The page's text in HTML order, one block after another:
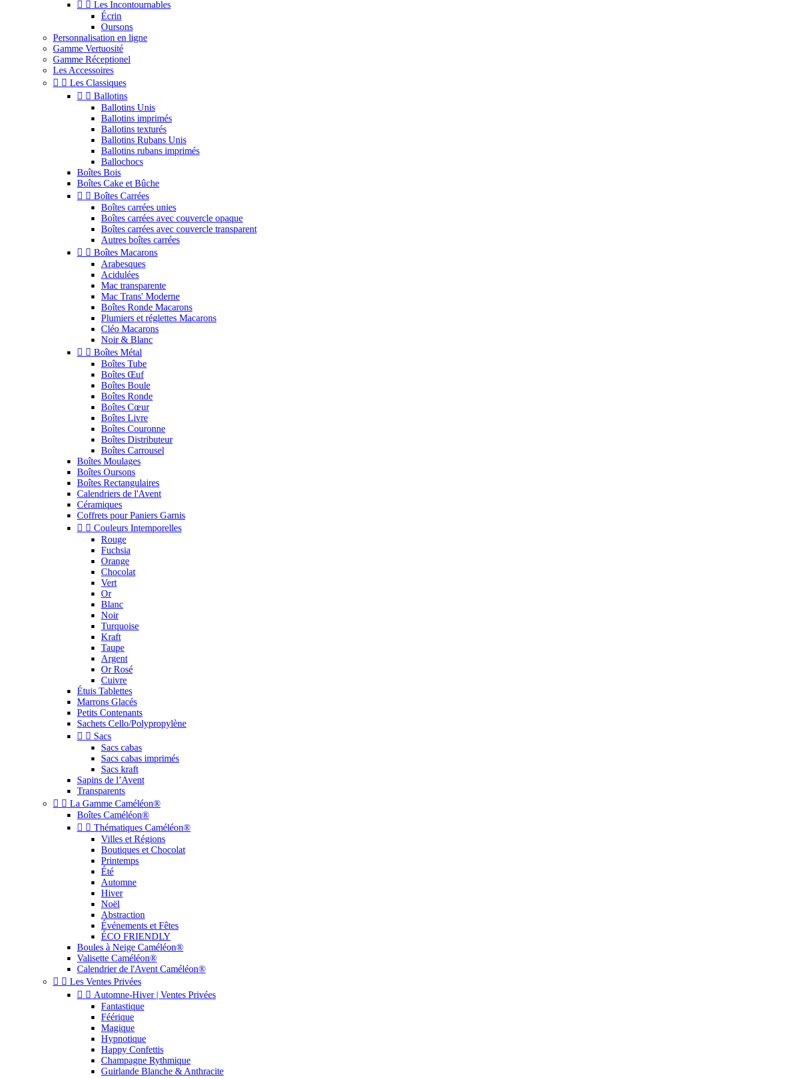
  Les Incontournables
Écrin
Oursons
Personnalisation en ligne
Gamme Vertuosité
Gamme Réceptionel
Les Accessoires
  Les Classiques
  Ballotins
Ballotins Unis
Ballotins imprimés
Ballotins texturés
Ballotins Rubans Unis
Ballotins rubans imprimés
Ballochocs
Boîtes Bois
Boîtes Cake et Bûche
  Boîtes Carrées
Boîtes carrées unies
Boîtes carrées avec couvercle opaque
Boîtes carrées avec couvercle transparent
Autres boîtes carrées
  Boîtes Macarons
Arabesques
Acidulées
Mac transparente
Mac Trans' Moderne
Boîtes Ronde Macarons
Plumiers et réglettes Macarons
Cléo Macarons
Noir & Blanc
  Boîtes Métal
Boîtes Tube
Boîtes Œuf
Boîtes Boule
Boîtes Ronde
Boîtes Cœur
Boîtes Livre
Boîtes Couronne
Boîtes Distributeur
Boîtes Carrousel
Boîtes Moulages
Boîtes Oursons
Boîtes Rectangulaires
Calendriers de l'Avent
Céramiques
Coffrets pour Paniers Garnis
  Couleurs Intemporelles
Rouge
Fuchsia
Orange
Chocolat
Vert
Or
Blanc
Noir
Turquoise
Kraft
Taupe
Argent
Or Rosé
Cuivre
Étuis Tablettes
Marrons Glacés
Petits Contenants
Sachets Cello/Polypropylène
  Sacs
Sacs cabas
Sacs cabas imprimés
Sacs kraft
Sapins de l’Avent
Transparents
  La Gamme Caméléon®
Boîtes Caméléon®
  Thématiques Caméléon®
Villes et Régions
Boutiques et Chocolat
Printemps
Été
Automne
Hiver
Noël
Abstraction
Événements et Fêtes
ÉCO FRIENDLY
Boules à Neige Caméléon®
Valisette Caméléon®
Calendrier de l'Avent Caméléon®
  Les Ventes Privées
  Automne-Hiver | Ventes Privées
Fantastique
Féérique
Magique
Hypnotique
Happy Confettis
Champagne Rythmique
Guirlande Blanche & Anthracite